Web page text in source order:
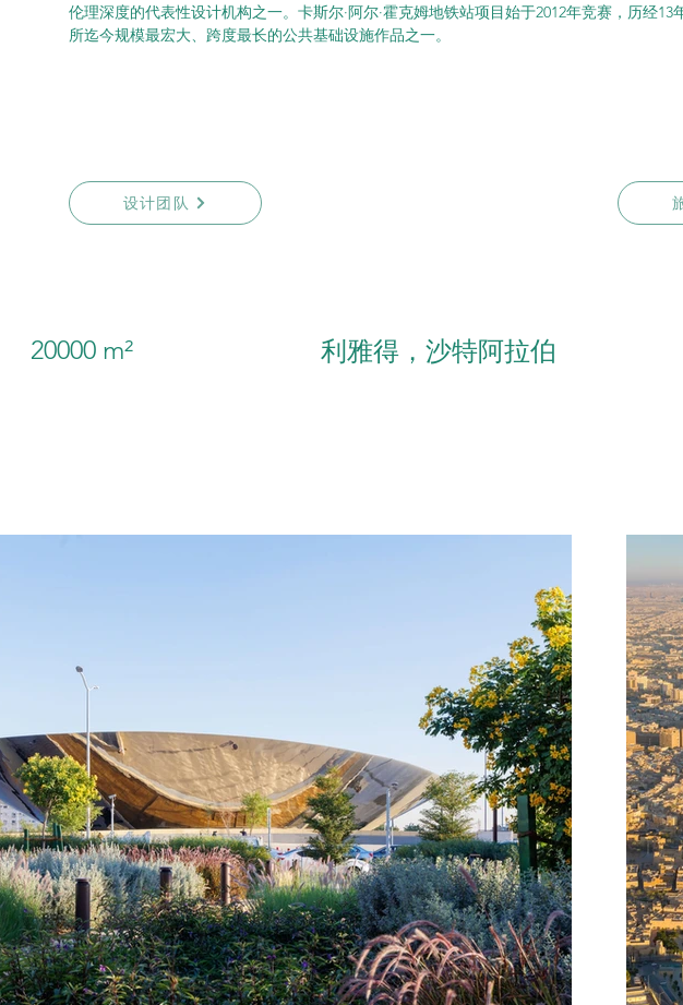
伦理深度的代表性设计机构之一。卡斯尔·阿尔·霍克姆地铁站项目始于2012年竞赛，历经13
所迄今规模最宏大、跨度最长的公共基础设施作品之一。
设计团队
20000 m² 利雅得，沙特阿拉伯